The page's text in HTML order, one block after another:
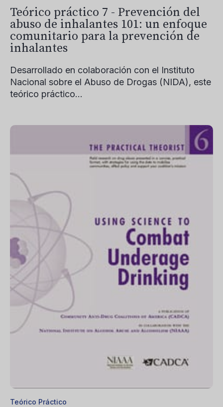
Teórico práctico 7 - Prevención del
abuso de inhalantes 101: un enfoque
comunitario para la prevención de
inhalantes
Desarrollado en colaboración con el Instituto
Nacional sobre el Abuso de Drogas (NIDA), este
teórico práctico...
Teórico Práctico